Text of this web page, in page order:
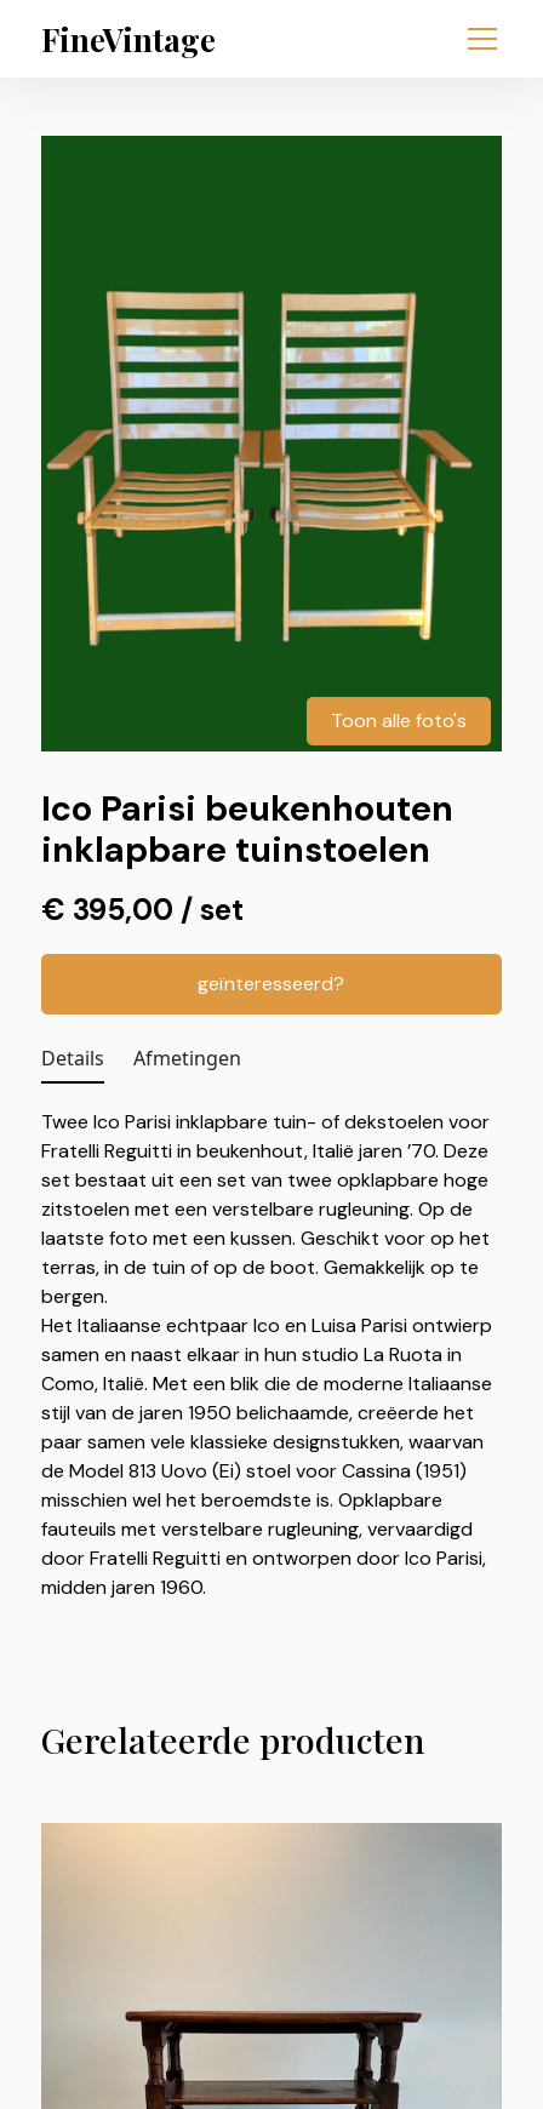
FineVintage
Toon alle foto's
Ico Parisi beukenhouten
inklapbare tuinstoelen
Details Afmetingen
Twee Ico Parisi inklapbare tuin- of dekstoelen voor
Fratelli Reguitti in beukenhout, Italië jaren ’70. Deze
set bestaat uit een set van twee opklapbare hoge
zitstoelen met een verstelbare rugleuning. Op de
laatste foto met een kussen. Geschikt voor op het
terras, in de tuin of op de boot. Gemakkelijk op te
bergen.
Het Italiaanse echtpaar Ico en Luisa Parisi ontwierp
samen en naast elkaar in hun studio La Ruota in
Como, Italië. Met een blik die de moderne Italiaanse
stijl van de jaren 1950 belichaamde, creëerde het
paar samen vele klassieke designstukken, waarvan
de Model 813 Uovo (Ei) stoel voor Cassina (1951)
misschien wel het beroemdste is. Opklapbare
fauteuils met verstelbare rugleuning, vervaardigd
door Fratelli Reguitti en ontworpen door Ico Parisi,
midden jaren 1960.
€ 395,00 / set
geïnteresseerd?
Gerelateerde producten